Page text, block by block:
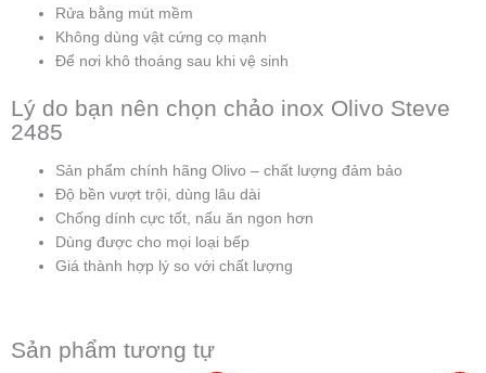
Rửa bằng mút mềm
Không dùng vật cứng cọ mạnh
Để nơi khô thoáng sau khi vệ sinh
Lý do bạn nên chọn chảo inox Olivo Steve
2485
Sản phẩm chính hãng Olivo – chất lượng đảm bảo
Độ bền vượt trội, dùng lâu dài
Chống dính cực tốt, nấu ăn ngon hơn
Dùng được cho mọi loại bếp
Giá thành hợp lý so với chất lượng
Sản phẩm tương tự